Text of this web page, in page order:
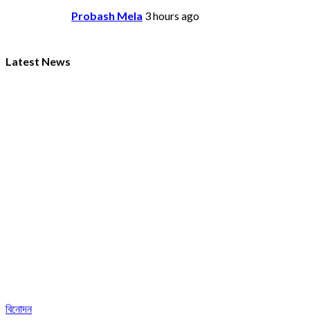
Probash Mela 3 hours ago
Latest News
বিনোদন